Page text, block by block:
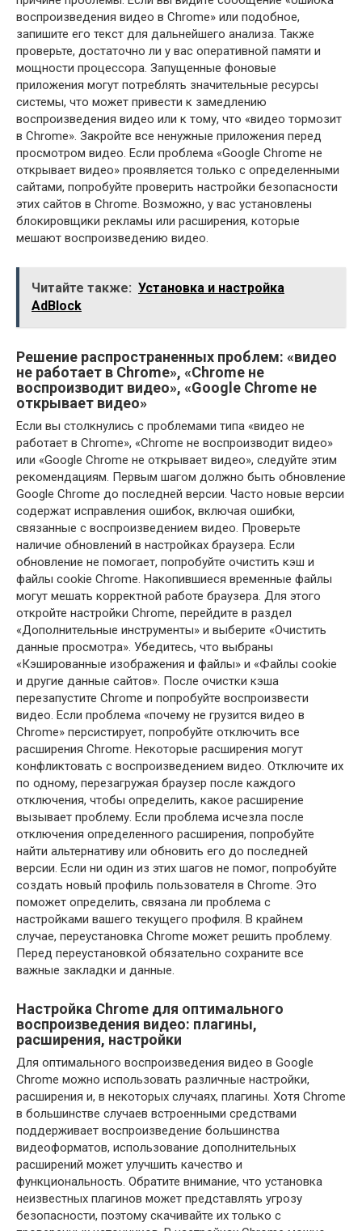
воспроизведения видео в Chrome» или подобное,
запишите его текст для дальнейшего анализа. Также
проверьте, достаточно ли у вас оперативной памяти и
мощности процессора. Запущенные фоновые
приложения могут потреблять значительные ресурсы
системы, что может привести к замедлению
воспроизведения видео или к тому, что «видео тормозит
в Chrome». Закройте все ненужные приложения перед
просмотром видео. Если проблема «Google Chrome не
открывает видео» проявляется только с определенными
сайтами, попробуйте проверить настройки безопасности
этих сайтов в Chrome. Возможно, у вас установлены
блокировщики рекламы или расширения, которые
мешают воспроизведению видео.
Читайте также: Установка и настройка
AdBlock
Решение распространенных проблем: «видео
не работает в Chrome», «Chrome не
воспроизводит видео», «Google Chrome не
открывает видео»
Если вы столкнулись с проблемами типа «видео не
работает в Chrome», «Chrome не воспроизводит видео»
или «Google Chrome не открывает видео», следуйте этим
рекомендациям. Первым шагом должно быть обновление
Google Chrome до последней версии. Часто новые версии
содержат исправления ошибок, включая ошибки,
связанные с воспроизведением видео. Проверьте
наличие обновлений в настройках браузера. Если
обновление не помогает, попробуйте очистить кэш и
файлы cookie Chrome. Накопившиеся временные файлы
могут мешать корректной работе браузера. Для этого
откройте настройки Chrome, перейдите в раздел
«Дополнительные инструменты» и выберите «Очистить
данные просмотра». Убедитесь, что выбраны
«Кэшированные изображения и файлы» и «Файлы cookie
и другие данные сайтов». После очистки кэша
перезапустите Chrome и попробуйте воспроизвести
видео. Если проблема «почему не грузится видео в
Chrome» персистирует, попробуйте отключить все
расширения Chrome. Некоторые расширения могут
конфликтовать с воспроизведением видео. Отключите их
по одному, перезагружая браузер после каждого
отключения, чтобы определить, какое расширение
вызывает проблему. Если проблема исчезла после
отключения определенного расширения, попробуйте
найти альтернативу или обновить его до последней
версии. Если ни один из этих шагов не помог, попробуйте
создать новый профиль пользователя в Chrome. Это
поможет определить, связана ли проблема с
настройками вашего текущего профиля. В крайнем
случае, переустановка Chrome может решить проблему.
Перед переустановкой обязательно сохраните все
важные закладки и данные.
Настройка Chrome для оптимального
воспроизведения видео: плагины,
расширения, настройки
Для оптимального воспроизведения видео в Google
Chrome можно использовать различные настройки,
расширения и, в некоторых случаях, плагины. Хотя Chrome
в большинстве случаев встроенными средствами
поддерживает воспроизведение большинства
видеоформатов, использование дополнительных
расширений может улучшить качество и
функциональность. Обратите внимание, что установка
неизвестных плагинов может представлять угрозу
безопасности, поэтому скачивайте их только с